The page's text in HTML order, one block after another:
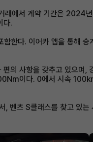
래에서 계약 기간은 2024
다.
한다. 이어카 앱을 통해 승
사항을 갖추고 있으며,
이다. 0에서 시속
벤츠 S클래스를 찾고 있